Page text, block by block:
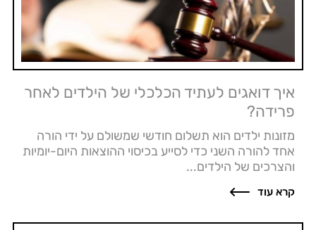
איך דואגים לעתיד הכלכלי של הילדים לאחר
פרידה?
מזונות ילדים הוא תשלום חודשי שמשולם על ידי הורה
אחד להורה השני כדי לסייע בכיסוי ההוצאות היום-יומיות
והצרכים של הילדים...
קרא עוד